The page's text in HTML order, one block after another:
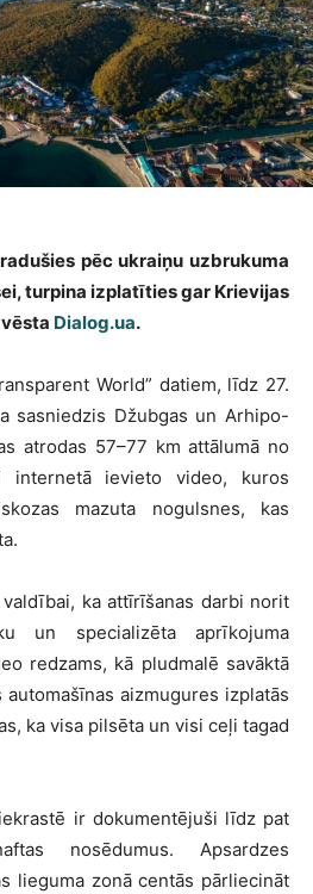
pēc ukraiņu uzbrukuma
turpina izplatīties gar Krievijas
Dialog.ua.
World” datiem, līdz 27.
sasniedzis Džubgas un Arhipo-
atrodas 57–77 km attālumā no
internetā ievieto video, kuros
mazuta nogulsnes, kas
ka attīrīšanas darbi norit
un specializēta aprīkojuma
redzams, kā pludmalē savāktā
automašīnas aizmugures izplatās
ka visa pilsēta un visi ceļi tagad
ir dokumentējuši līdz pat
nosēdumus. Apsardzes
lieguma zonā centās pārliecināt